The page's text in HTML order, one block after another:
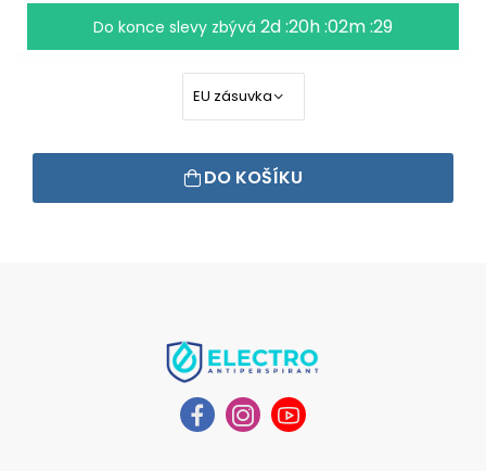
Do konce slevy zbývá 2d :20h :02m :29
DO KOŠÍKU